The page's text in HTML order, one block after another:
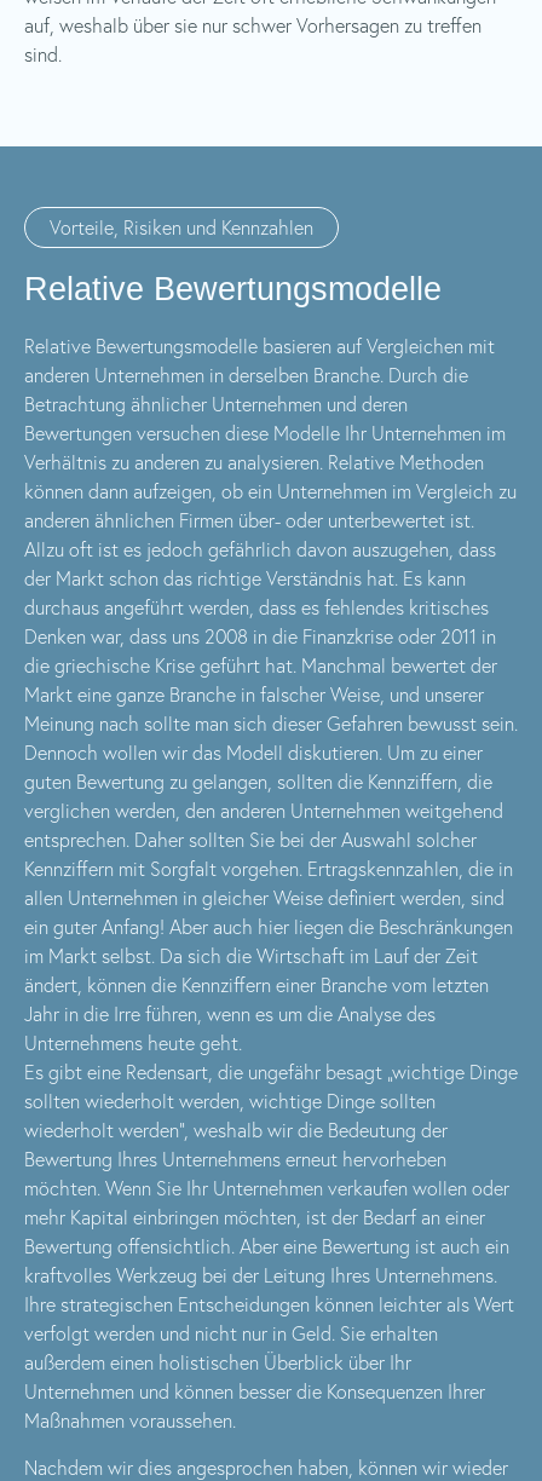
auf, weshalb über sie nur schwer Vorhersagen zu treffen
sind.
Vorteile, Risiken und Kennzahlen
Relative Bewertungsmodelle
Relative Bewertungsmodelle basieren auf Vergleichen mit
anderen Unternehmen in derselben Branche. Durch die
Betrachtung ähnlicher Unternehmen und deren
Bewertungen versuchen diese Modelle Ihr Unternehmen im
Verhältnis zu anderen zu analysieren. Relative Methoden
können dann aufzeigen, ob ein Unternehmen im Vergleich zu
anderen ähnlichen Firmen über- oder unterbewertet ist.
Allzu oft ist es jedoch gefährlich davon auszugehen, dass
der Markt schon das richtige Verständnis hat. Es kann
durchaus angeführt werden, dass es fehlendes kritisches
Denken war, dass uns 2008 in die Finanzkrise oder 2011 in
die griechische Krise geführt hat. Manchmal bewertet der
Markt eine ganze Branche in falscher Weise, und unserer
Meinung nach sollte man sich dieser Gefahren bewusst sein.
Dennoch wollen wir das Modell diskutieren. Um zu einer
guten Bewertung zu gelangen, sollten die Kennziffern, die
verglichen werden, den anderen Unternehmen weitgehend
entsprechen. Daher sollten Sie bei der Auswahl solcher
Kennziffern mit Sorgfalt vorgehen. Ertragskennzahlen, die in
allen Unternehmen in gleicher Weise definiert werden, sind
ein guter Anfang! Aber auch hier liegen die Beschränkungen
im Markt selbst. Da sich die Wirtschaft im Lauf der Zeit
ändert, können die Kennziffern einer Branche vom letzten
Jahr in die Irre führen, wenn es um die Analyse des
Unternehmens heute geht.
Es gibt eine Redensart, die ungefähr besagt „wichtige Dinge
sollten wiederholt werden, wichtige Dinge sollten
wiederholt werden“, weshalb wir die Bedeutung der
Bewertung Ihres Unternehmens erneut hervorheben
möchten. Wenn Sie Ihr Unternehmen verkaufen wollen oder
mehr Kapital einbringen möchten, ist der Bedarf an einer
Bewertung offensichtlich. Aber eine Bewertung ist auch ein
kraftvolles Werkzeug bei der Leitung Ihres Unternehmens.
Ihre strategischen Entscheidungen können leichter als Wert
verfolgt werden und nicht nur in Geld. Sie erhalten
außerdem einen holistischen Überblick über Ihr
Unternehmen und können besser die Konsequenzen Ihrer
Maßnahmen voraussehen.
Nachdem wir dies angesprochen haben, können wir wieder